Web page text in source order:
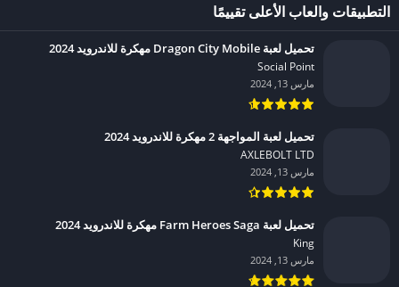
التطبيقات والعاب الأعلى تقييمًا
تحميل لعبة Dragon City Mobile مهكرة للاندرويد 2024
Social Point‏
مارس 13, 2024
تحميل لعبة المواجهة 2 مهكرة للاندرويد 2024
AXLEBOLT LTD‏
مارس 13, 2024
تحميل لعبة Farm Heroes Saga مهكرة للاندرويد 2024
King‏
مارس 13, 2024